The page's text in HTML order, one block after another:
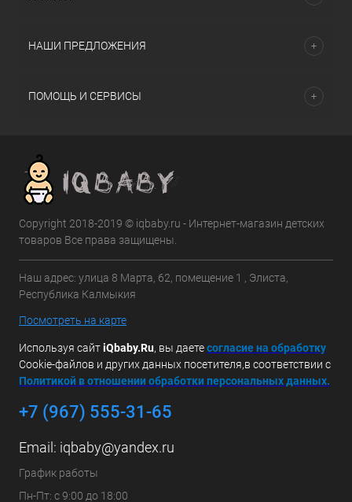
НАШИ ПРЕДЛОЖЕНИЯ
ПОМОЩЬ И СЕРВИСЫ
Copyright 2018-2019 © iqbaby.ru - Интернет-магазин детских
товаров Все права защищены.
Наш адрес: улица 8 Марта, 62, помещение 1 , Элиста,
Республика Калмыкия
Посмотреть на карте
Используя сайтiQbaby.Ru, вы даетесогласие на обработку
Cookie-файлов и других данных посетителя,в соответствии с
Политикой в отношении обработки персональных данных.
+7 (967) 555-31-65
Email: iqbaby@yandex.ru
График работы
Пн-Пт: с 9:00 до 18:00